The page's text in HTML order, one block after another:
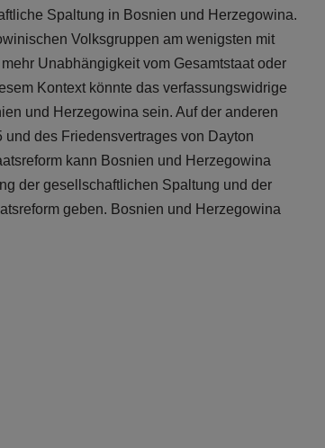
Spaltung in Bosnien und Herzegowina.
Volksgruppen am wenigsten mit
Unabhängigkeit vom Gesamtstaat oder
Kontext könnte das verfassungswidrige
und Herzegowina sein. Auf der anderen
des Friedensvertrages von Dayton
kann Bosnien und Herzegowina
der gesellschaftlichen Spaltung und der
geben. Bosnien und Herzegowina